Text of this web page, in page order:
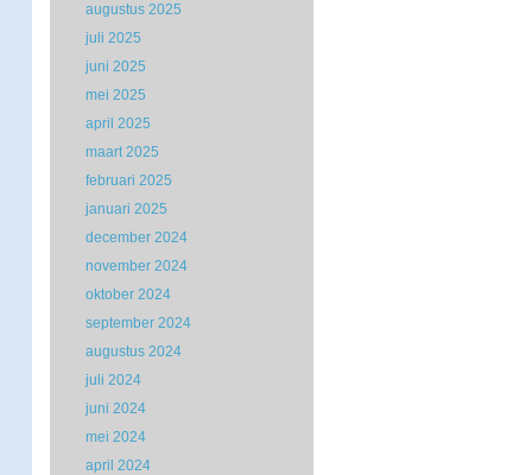
augustus 2025
juli 2025
juni 2025
mei 2025
april 2025
maart 2025
februari 2025
januari 2025
december 2024
november 2024
oktober 2024
september 2024
augustus 2024
juli 2024
juni 2024
mei 2024
april 2024